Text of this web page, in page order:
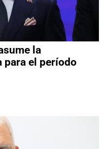
la
para el período